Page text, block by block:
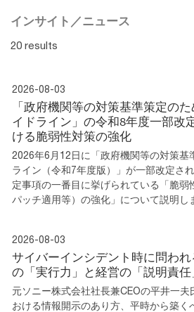
インサイト／ニュース
20 results
2026-08-03
「政府機関等の対策基準策定の
イドライン」の令和8年度一部改
ける脆弱性対策の強化
2026年6月12日に「政府機関等の対策基
ライン（令和7年度版）」が一部改定さ
定事項の一番目に挙げられている「脆弱
パッチ適用等）の強化」について説明し
2026-08-03
サイバーインシデント時に問われ
の「実行力」と経営の「説明責任
元ソニー株式会社社長兼CEOの平井一夫
おける情報開示のあり方、平時から築く